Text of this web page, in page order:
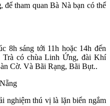
, để tham quan Bà Nà bạn có thể
8h sáng tới 11h hoặc 14h đến
Trà có chùa Linh Ứng, đài Khí
Cờ. Và Bãi Rạng, Bãi Bụt..
nghiệm thú vị là lặn biển ngắm